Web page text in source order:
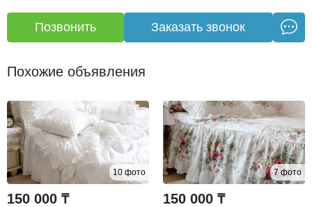
за месяц (размер залога уточняется при личной встрече).
арендатор прожил в соответствии с правилами
соответствии с ом аренды).
▪ квартира сдается по договору!
Сообщения на сайте не просматриваю, звоните или
пишите на вотсап.
Позвонить Заказать звонок
Похожие объявления
10 фото
150 000 ₸
7 фото
150 000 ₸